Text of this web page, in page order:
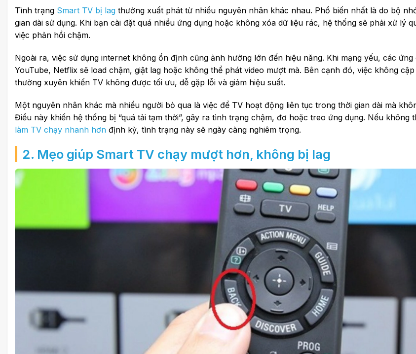
Tình trạng Smart TV bị lag thường xuất phát từ nhiều nguyên nhân khác nhau. Phổ biến nhất là do bộ
gian dài sử dụng. Khi bạn cài đặt quá nhiều ứng dụng hoặc không xóa dữ liệu rác, hệ thống sẽ phải xử lý
việc phản hồi chậm.
Ngoài ra, việc sử dụng internet không ổn định cũng ảnh hưởng lớn đến hiệu năng. Khi mạng yếu, các ứng
YouTube, Netflix sẽ load chậm, giật lag hoặc không thể phát video mượt mà. Bên cạnh đó, việc không
thường xuyên khiến TV không được tối ưu, dễ gặp lỗi và giảm hiệu suất.
Một nguyên nhân khác mà nhiều người bỏ qua là việc để TV hoạt động liên tục trong thời gian dài mà
Điều này khiến hệ thống bị “quá tải tạm thời”, gây ra tình trạng chậm, đơ hoặc treo ứng dụng. Nếu không
làm TV chạy nhanh hơn định kỳ, tình trạng này sẽ ngày càng nghiêm trọng.
2. Mẹo giúp Smart TV chạy mượt hơn, không bị lag